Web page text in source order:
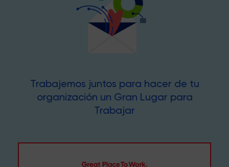
Trabajemos juntos para hacer de tu
organización un Gran Lugar para
Trabajar